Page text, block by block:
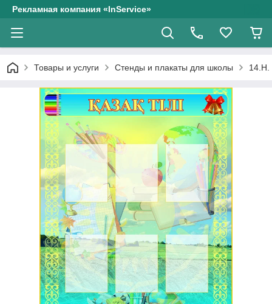
Рекламная компания «InService»
Товары и услуги Стенды и плакаты для школы 14.Н.